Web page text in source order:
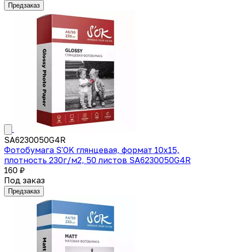
Предзаказ
SA6230050G4R
Фотобумага S'OK глянцевая, формат 10x15,
плотность 230г/м2, 50 листов SA6230050G4R
160 ₽
Под заказ
Предзаказ